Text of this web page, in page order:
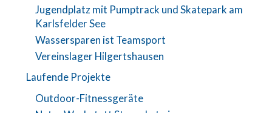
Jugendplatz mit Pumptrack und Skatepark am
Karlsfelder See
Wassersparen ist Teamsport
Vereinslager Hilgertshausen
Laufende Projekte
Outdoor-Fitnessgeräte